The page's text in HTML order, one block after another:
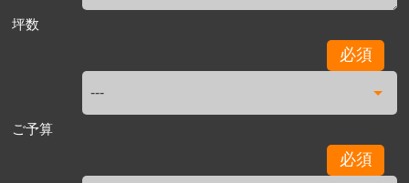
坪数
必須
ご予算
必須